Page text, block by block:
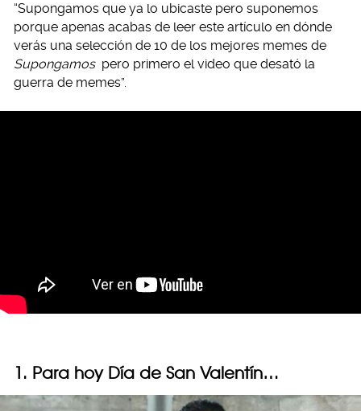
“Supongamos que ya lo ubicaste pero suponemos
porque apenas acabas de leer este artículo en dónde
verás una selección de 10 de los mejores memes de
Supongamos pero primero el video que desató la
guerra de memes”.
1. Para hoy Día de San Valentín…